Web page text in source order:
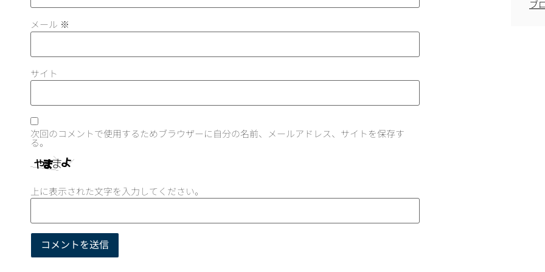
メール ※
サイト
次回のコメントで使用するためブラウザーに自分の名前、メールアドレス、サイトを保存す
る。
上に表示された文字を入力してください。
ブ